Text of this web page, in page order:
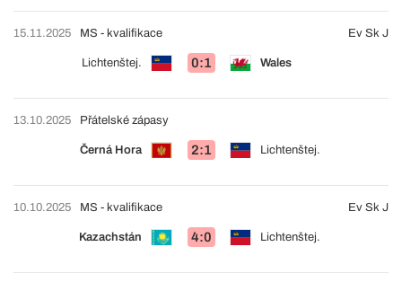
15.11.2025
Lichtenštej. 0:1 Wales
MS - kvalifikace Ev Sk J
13.10.2025
Černá Hora 2:1 Lichtenštej.
Přátelské zápasy
10.10.2025
Kazachstán 4:0 Lichtenštej.
MS - kvalifikace Ev Sk J